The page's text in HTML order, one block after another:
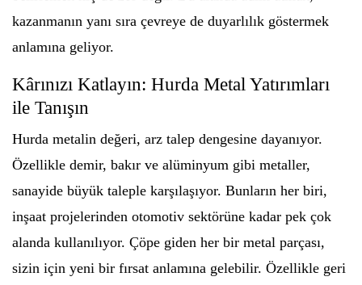
kazanmanın yanı sıra çevreye de duyarlılık göstermek
anlamına geliyor.
Kârınızı Katlayın: Hurda Metal Yatırımları
ile Tanışın
Hurda metalin değeri, arz talep dengesine dayanıyor.
Özellikle demir, bakır ve alüminyum gibi metaller,
sanayide büyük taleple karşılaşıyor. Bunların her biri,
inşaat projelerinden otomotiv sektörüne kadar pek çok
alanda kullanılıyor. Çöpe giden her bir metal parçası,
sizin için yeni bir fırsat anlamına gelebilir. Özellikle geri